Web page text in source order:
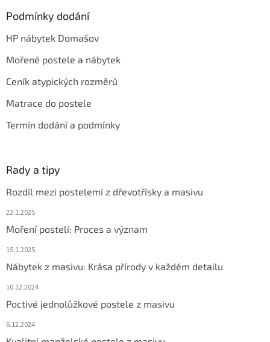
Podmínky dodání
HP nábytek Domašov
Mořené postele a nábytek
Ceník atypických rozměrů
Matrace do postele
Termín dodání a podmínky
Rady a tipy
Rozdíl mezi postelemi z dřevotřísky a masivu
22.1.2025
Moření postelí: Proces a význam
15.1.2025
Nábytek z masivu: Krása přírody v každém detailu
10.12.2024
Poctivé jednolůžkové postele z masivu
6.12.2024